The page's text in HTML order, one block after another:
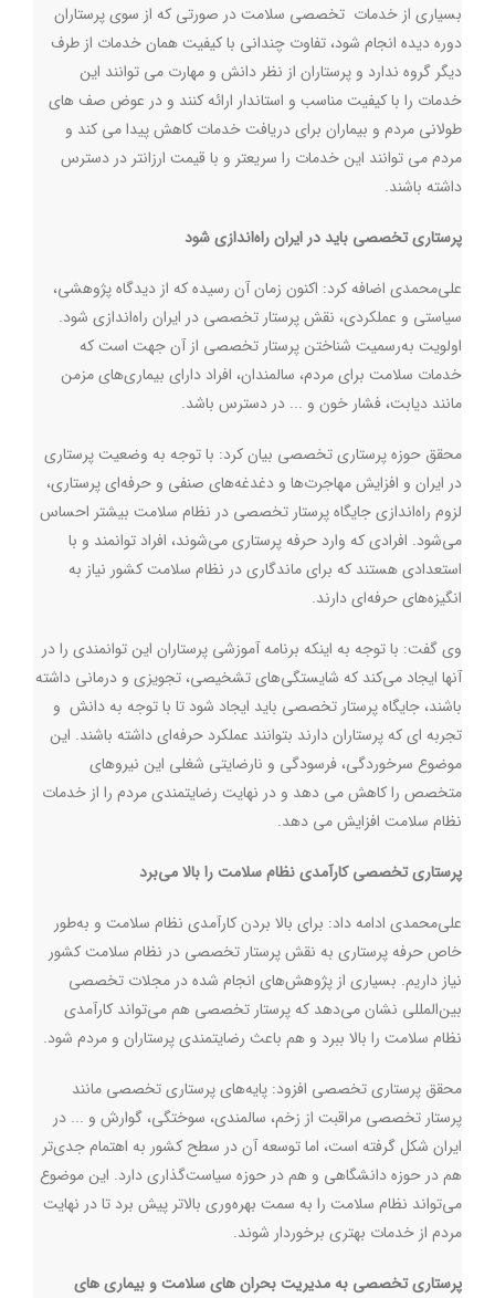
بسیاری از خدمات تخصصی سلامت در صورتی که از سوی پرستاران
دوره دیده انجام شود، تفاوت چندانی با کیفیت همان خدمات از طرف
دیگر گروه ندارد و پرستاران از نظر دانش و مهارت می توانند این
خدمات را با کیفیت مناسب و استاندار ارائه کنند و در عوض صف های
طولانی مردم و بیماران برای دریافت خدمات کاهش پیدا می کند و
مردم می توانند این خدمات را سریعتر و با قیمت ارزانتر در دسترس
داشته باشند.
پرستاری تخصصی باید در ایران راه‌اندازی شود
علی‌محمدی اضافه کرد: اکنون زمان آن رسیده که از دیدگاه پژوهشی،
سیاستی و عملکردی، نقش پرستار تخصصی در ایران راه‌اندازی شود.
اولویت به‌رسمیت شناختن پرستار تخصصی از آن جهت است که
خدمات سلامت برای مردم، سالمندان، افراد دارای بیماری‌های مزمن
مانند دیابت، فشار خون و ... در دسترس باشد.
محقق حوزه پرستاری تخصصی بیان کرد: با توجه به وضعیت پرستاری
در ایران و افزایش مهاجرت‌ها و دغدغه‌های صنفی و حرفه‌ای پرستاری،
لزوم راه‌اندازی جایگاه پرستار تخصصی در نظام سلامت بیشتر احساس
می‌شود. افرادی که وارد حرفه پرستاری می‌شوند، افراد توانمند و با
استعدادی هستند که برای ماندگاری در نظام سلامت کشور نیاز به
انگیزه‌های حرفه‌ای دارند.
وی گفت: با توجه به اینکه برنامه‌ آموزشی پرستاران این توانمندی را در
آنها ایجاد می‌کند که شایستگی‌های تشخیصی، تجویزی و درمانی داشته
باشند، جایگاه پرستار تخصصی باید ایجاد شود تا با توجه به دانش و
تجربه ای که پرستاران دارند بتوانند عملکرد حرفه‌ای داشته باشند. این
موضوع سرخوردگی، فرسودگی و نارضایتی شغلی این نیروهای
متخصص را کاهش می دهد و در نهایت رضایتمندی مردم را از خدمات
نظام سلامت افزایش می دهد.
پرستاری تخصصی کارآمدی نظام سلامت را بالا ‌می‌برد
علی‌محمدی ادامه داد: برای بالا بردن کارآمدی نظام سلامت و به‌طور
خاص حرفه پرستاری به نقش پرستار تخصصی در نظام سلامت کشور
نیاز داریم. بسیاری از پژوهش‌های انجام شده در مجلات تخصصی
بین‌المللی نشان می‌دهد که پرستار تخصصی هم می‌تواند کارآمدی
نظام سلامت را بالا ببرد و هم باعث رضایتمندی پرستاران و مردم شود.
محقق پرستاری تخصصی افزود: پایه‌های پرستاری تخصصی مانند
پرستار تخصصی مراقبت از زخم، سالمندی،‌ سوختگی، گوارش و ... در
ایران شکل گرفته است، اما توسعه آن در سطح کشور به اهتمام جدی‌تر
هم در حوزه دانشگاهی و هم در حوزه سیاست‌گذاری دارد. این موضوع
می‌تواند نظام سلامت را به سمت بهره‌وری بالاتر پیش برد تا در نهایت
مردم از خدمات بهتری برخوردار شوند.
پرستاری تخصصی به مدیریت بحران های سلامت و بیماری های